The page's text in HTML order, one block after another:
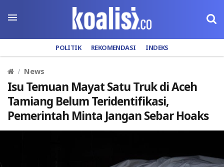
POLITIK REKOMENDASI INDEKS
News
Isu Temuan Mayat Satu Truk di Aceh
Tamiang Belum Teridentifikasi,
Pemerintah Minta Jangan Sebar Hoaks